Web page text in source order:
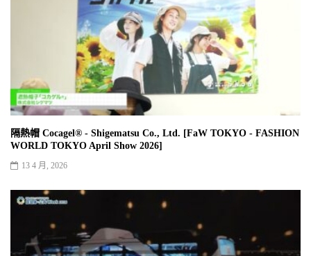
隔熱帽 Cocagel® - Shigematsu Co., Ltd. [FaW TOKYO - FASHION
WORLD TOKYO April Show 2026]
13 4 月, 2026